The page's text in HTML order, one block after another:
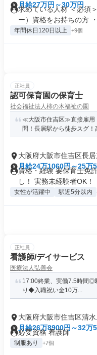
月給27万円～30万円
求めている人材 ＜必須
ー）資格をお持ちの方 ・
年間休日120日以上 +9個
正社員
認可保育園の保育士
社会福祉法人柿の木福祉の園
≪大阪市住吉区≫直接雇用
問！長居駅から徒歩スグ！
大阪府大阪市住吉区長居
月給24万1060円～25万
資格・経験 要保育士免
し！ 実務未経験者OK！
女性が活躍中 駅近5分以内
正社員
看護師/デイサービス
医療法人弘善会
17:00終業、実働7.5時間
り◆入職祝い金10万...
大阪府大阪市住吉区清水
月給26万8900円～32万
必要資格 看護師
制服あり +7個